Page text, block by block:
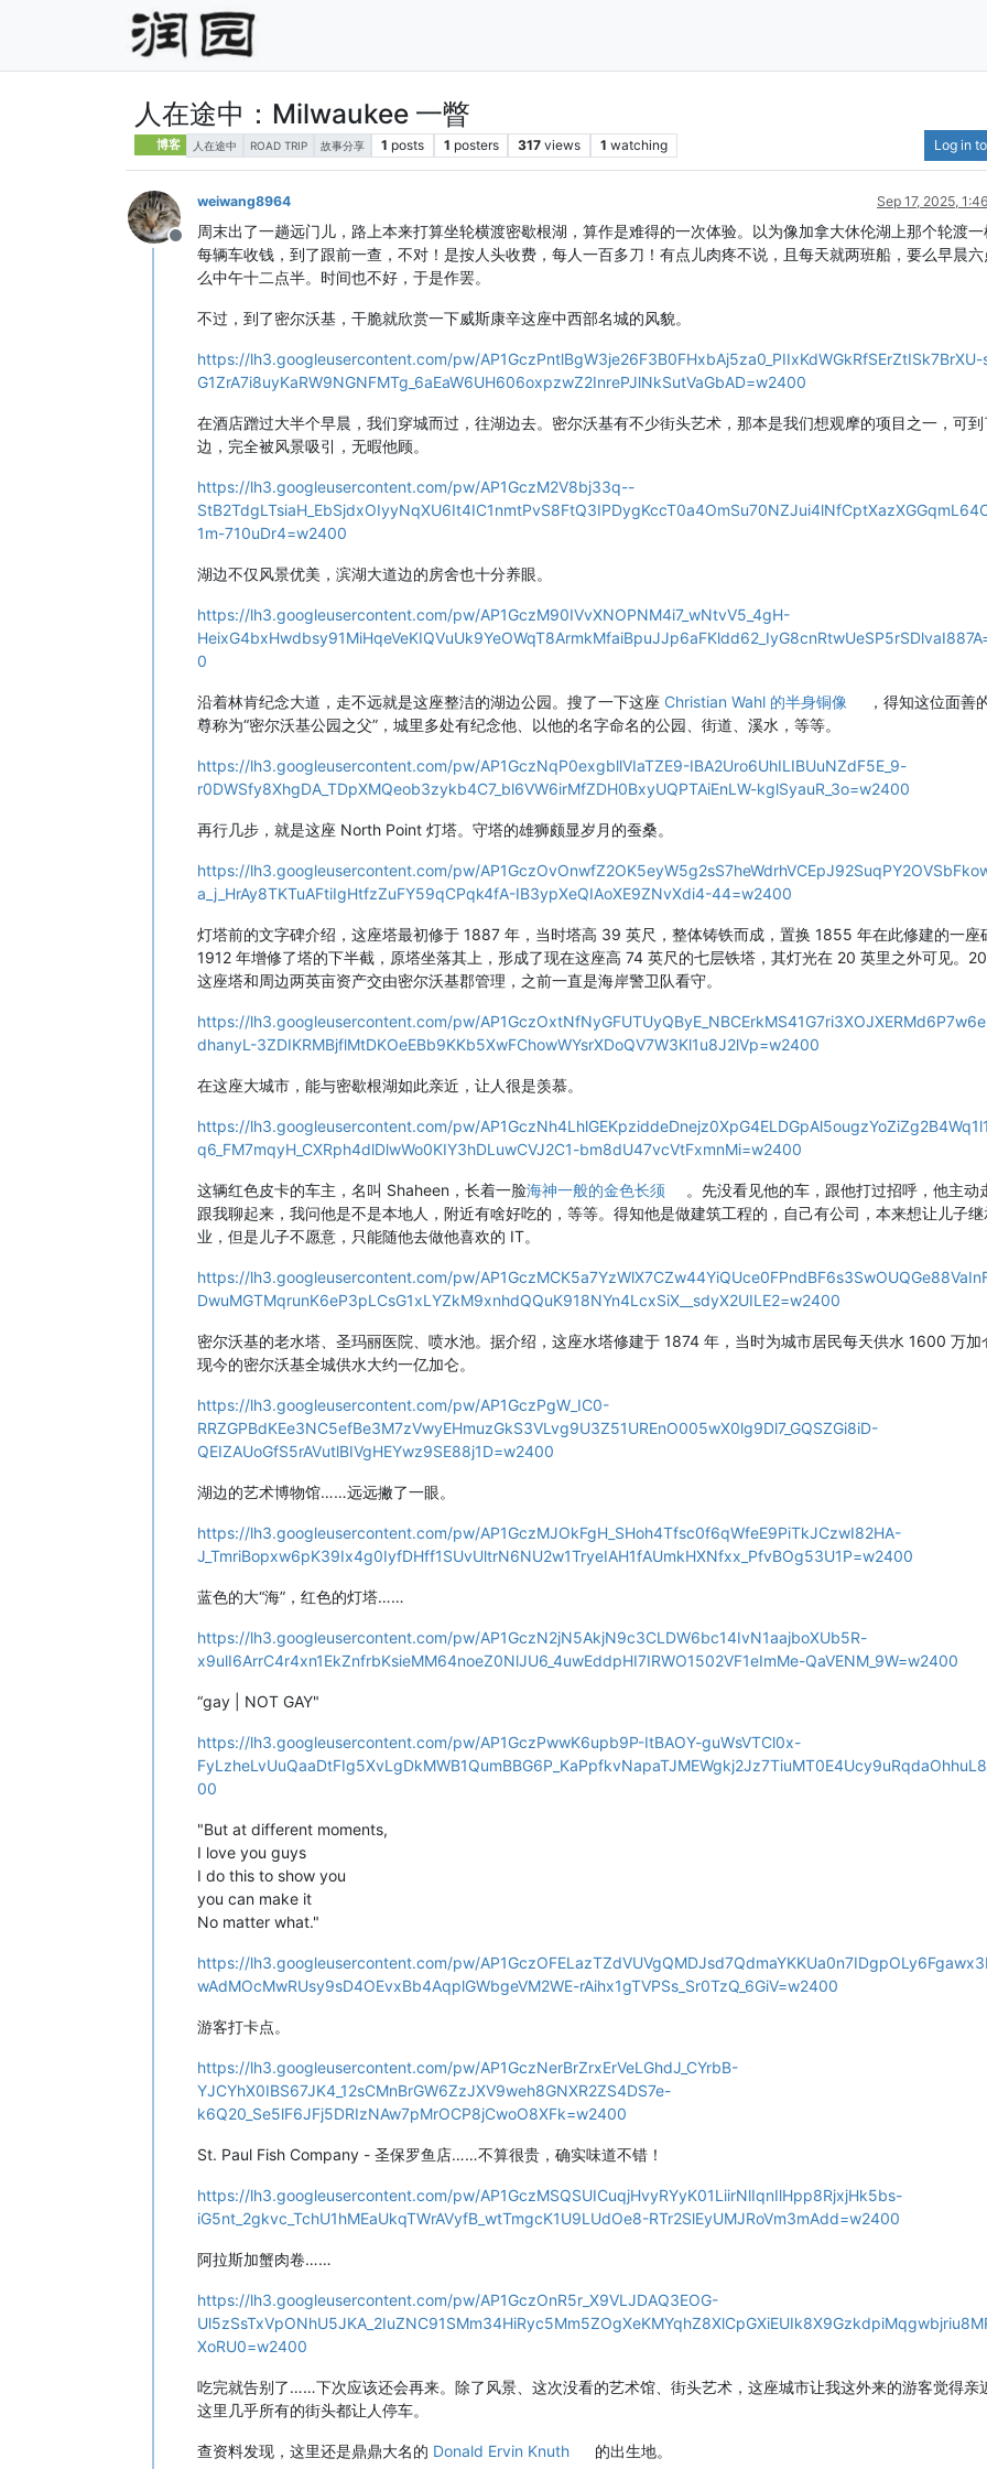
人在途中：Milwaukee 一瞥
博客 人在途中 ROAD TRIP 故事分享 1 posts 1 posters 317 views 1 watching Log in
Offline
weiwang8964 Sep 17, 2025,
周末出了一趟远门儿，路上本来打算坐轮横渡密歇根湖，算作是难得的一次体验。以为像加拿大休伦湖上那个轮渡
每辆车收钱，到了跟前一查，不对！是按人头收费，每人一百多刀！有点儿肉疼不说，且每天就两班船，要么早晨
么中午十二点半。时间也不好，于是作罢。
不过，到了密尔沃基，干脆就欣赏一下威斯康辛这座中西部名城的风貌。
https://lh3.googleusercontent.com/pw/AP1GczPntlBgW3je26F3B0FHxbAj5za0_PIIxKdWGkRfSErZtISk7BrXU-
G1ZrA7i8uyKaRW9NGNFMTg_6aEaW6UH606oxpzwZ2InrePJlNkSutVaGbAD=w2400
在酒店蹭过大半个早晨，我们穿城而过，往湖边去。密尔沃基有不少街头艺术，那本是我们想观摩的项目之一，可到
边，完全被风景吸引，无暇他顾。
https://lh3.googleusercontent.com/pw/AP1GczM2V8bj33q--
1m-710uDr4=w2400
湖边不仅风景优美，滨湖大道边的房舍也十分养眼。
https://lh3.googleusercontent.com/pw/AP1GczM90IVvXNOPNM4i7_wNtvV5_4gH-
0
沿着林肯纪念大道，走不远就是这座整洁的湖边公园。搜了一下这座 Christian Wahl 的半身铜像
，得知这位面善
尊称为“密尔沃基公园之父”，城里多处有纪念他、以他的名字命名的公园、街道、溪水，等等。
https://lh3.googleusercontent.com/pw/AP1GczNqP0exgbllVIaTZE9-IBA2Uro6UhILIBUuNZdF5E_9-
r0DWSfy8XhgDA_TDpXMQeob3zykb4C7_bl6VW6irMfZDH0BxyUQPTAiEnLW-kglSyauR_3o=w2400
再行几步，就是这座 North Point 灯塔。守塔的雄狮颇显岁月的蚕桑。
https://lh3.googleusercontent.com/pw/
a_j_HrAy8TKTuAFtiIgHtfzZuFY59qCPqk4fA-IB3ypXeQIAoXE9ZNvXdi4-44=w2400
灯塔前的文字碑介绍，这座塔最初修于 1887 年，当时塔高 39 英尺，整体铸铁而成，置换 1855 年在此修建的一座
1912 年增修了塔的下半截，原塔坐落其上，形成了现在这座高 74 英尺的七层铁塔，其灯光在 20 英里之外可见。
这座塔和周边两英亩资产交由密尔沃基郡管理，之前一直是海岸警卫队看守。
https://lh3.googleusercontent.com/pw/
dhanyL-3ZDIKRMBjflMtDKOeEBb9KKb5XwFChowWYsrXDoQV7W3Kl1u8J2lVp=w2400
在这座大城市，能与密歇根湖如此亲近，让人很是羡慕。
https://lh3.googleusercontent.com/pw/
q6_FM7mqyH_CXRph4dlDlwWo0KIY3hDLuwCVJ2C1-bm8dU47vcVtFxmnMi=w2400
这辆红色皮卡的车主，名叫 Shaheen，长着一脸海神一般的金色长须
。先没看见他的车，跟他打过招呼，他主动
跟我聊起来，我问他是不是本地人，附近有啥好吃的，等等。得知他是做建筑工程的，自己有公司，本来想让儿子继
业，但是儿子不愿意，只能随他去做他喜欢的 IT。
https://lh3.googleusercontent.com/pw/
DwuMGTMqrunK6eP3pLCsG1xLYZkM9xnhdQQuK918NYn4LcxSiX__sdyX2UILE2=w2400
密尔沃基的老水塔、圣玛丽医院、喷水池。据介绍，这座水塔修建于 1874 年，当时为城市居民每天供水 1600 万加
现今的密尔沃基全城供水大约一亿加仑。
https://lh3.googleusercontent.com/pw/AP1GczPgW_IC0-
RRZGPBdKEe3NC5efBe3M7zVwyEHmuzGkS3VLvg9U3Z51UREnO005wX0lg9Dl7_GQSZGi8iD-
QEIZAUoGfS5rAVutlBIVgHEYwz9SE88j1D=w2400
湖边的艺术博物馆……远远撇了一眼。
https://lh3.googleusercontent.com/pw/AP1GczMJOkFgH_SHoh4Tfsc0f6qWfeE9PiTkJCzwI82HA-
J_TmriBopxw6pK39Ix4g0IyfDHff1SUvUltrN6NU2w1TryeIAH1fAUmkHXNfxx_PfvBOg53U1P=w2400
蓝色的大“海”，红色的灯塔……
https://lh3.googleusercontent.com/pw/AP1GczN2jN5AkjN9c3CLDW6bc14IvN1aajboXUb5R-
x9ulI6ArrC4r4xn1EkZnfrbKsieMM64noeZ0NlJU6_4uwEddpHI7IRWO1502VF1eImMe-QaVENM_9W=w2400
“gay | NOT GAY"
https://lh3.googleusercontent.com/pw/AP1GczPwwK6upb9P-ItBAOY-guWsVTCl0x-
00
"But at different moments,
I love you guys
I do this to show you
you can make it
No matter what."
https://lh3.googleusercontent.com/pw/
wAdMOcMwRUsy9sD4OEvxBb4AqplGWbgeVM2WE-rAihx1gTVPSs_Sr0TzQ_6GiV=w2400
游客打卡点。
https://lh3.googleusercontent.com/pw/AP1GczNerBrZrxErVeLGhdJ_CYrbB-
YJCYhX0IBS67JK4_12sCMnBrGW6ZzJXV9weh8GNXR2ZS4DS7e-
k6Q20_Se5lF6JFj5DRIzNAw7pMrOCP8jCwoO8XFk=w2400
St. Paul Fish Company - 圣保罗鱼店……不算很贵，确实味道不错！
https://lh3.googleusercontent.com/pw/AP1GczMSQSUICuqjHvyRYyK01LiirNlIqnIlHpp8RjxjHk5bs-
iG5nt_2gkvc_TchU1hMEaUkqTWrAVyfB_wtTmgcK1U9LUdOe8-RTr2SlEyUMJRoVm3mAdd=w2400
阿拉斯加蟹肉卷……
https://lh3.googleusercontent.com/pw/AP1GczOnR5r_X9VLJDAQ3EOG-
XoRU0=w2400
吃完就告别了……下次应该还会再来。除了风景、这次没看的艺术馆、街头艺术，这座城市让我这外来的游客觉得亲
这里几乎所有的街头都让人停车。
查资料发现，这里还是鼎鼎大名的 Donald Ervin Knuth 的出生地。